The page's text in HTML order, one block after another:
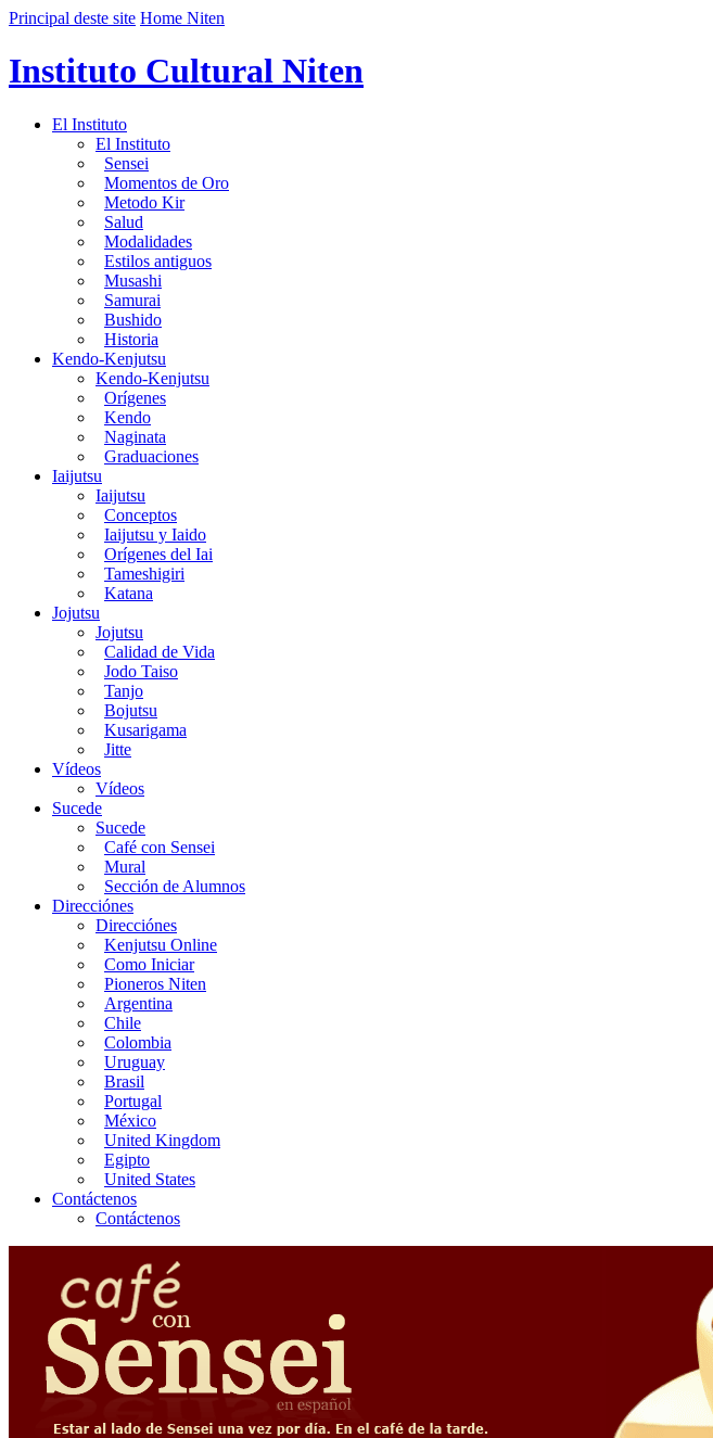
Principal deste site Home Niten
Instituto Cultural Niten
El Instituto
El Instituto
Sensei
Momentos de Oro
Metodo Kir
Salud
Modalidades
Estilos antiguos
Musashi
Samurai
Bushido
Historia
Kendo-Kenjutsu
Kendo-Kenjutsu
Orígenes
Kendo
Naginata
Graduaciones
Iaijutsu
Iaijutsu
Conceptos
Iaijutsu y Iaido
Orígenes del Iai
Tameshigiri
Katana
Jojutsu
Jojutsu
Calidad de Vida
Jodo Taiso
Tanjo
Bojutsu
Kusarigama
Jitte
Vídeos
Vídeos
Sucede
Sucede
Café con Sensei
Mural
Sección de Alumnos
Direcciónes
Direcciónes
Kenjutsu Online
Como Iniciar
Pioneros Niten
Argentina
Chile
Colombia
Uruguay
Brasil
Portugal
México
United Kingdom
Egipto
United States
Contáctenos
Contáctenos